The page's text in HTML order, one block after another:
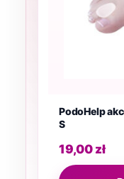
PodoHelp
S
19,00 zł